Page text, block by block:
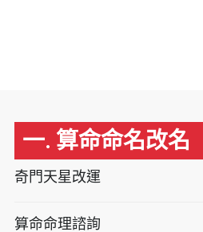
一. 算命命名改名
奇門天星改運
算命命理諮詢